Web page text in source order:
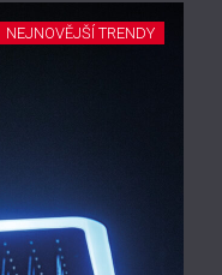
NEJNOVĚJŠÍ TRENDY